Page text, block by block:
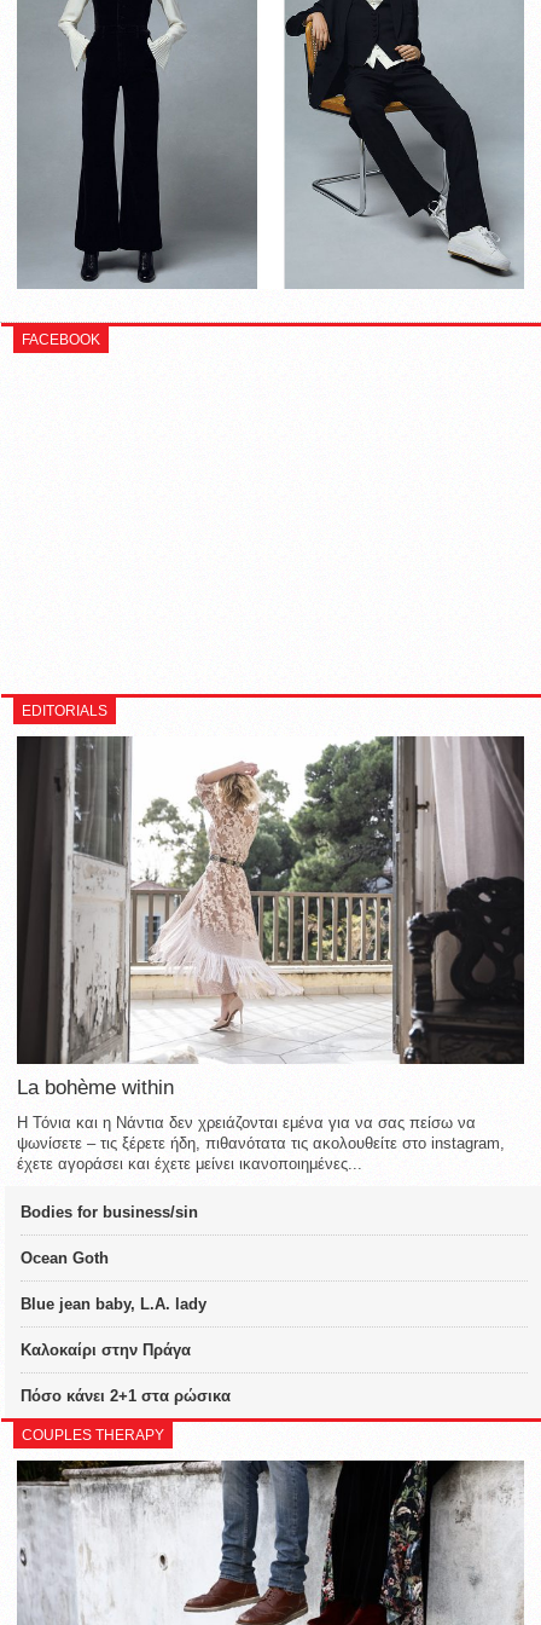
FACEBOOK
EDITORIALS
La bohème within
Η Τόνια και η Νάντια δεν χρειάζονται εμένα για να σας πείσω να
ψωνίσετε – τις ξέρετε ήδη, πιθανότατα τις ακολουθείτε στο instagram,
έχετε αγοράσει και έχετε μείνει ικανοποιημένες...
Bodies for business/sin
Ocean Goth
Blue jean baby, L.A. lady
Καλοκαίρι στην Πράγα
Πόσο κάνει 2+1 στα ρώσικα
COUPLES THERAPY